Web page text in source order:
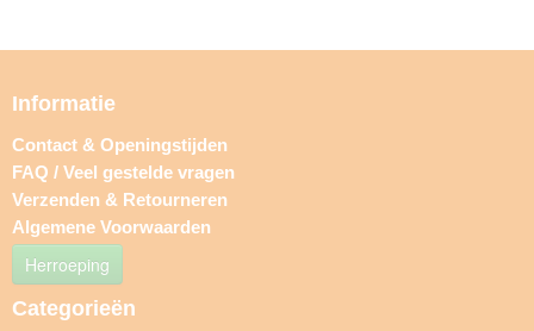
Informatie
Contact & Openingstijden
FAQ / Veel gestelde vragen
Verzenden & Retourneren
Algemene Voorwaarden
Herroeping
Categorieën